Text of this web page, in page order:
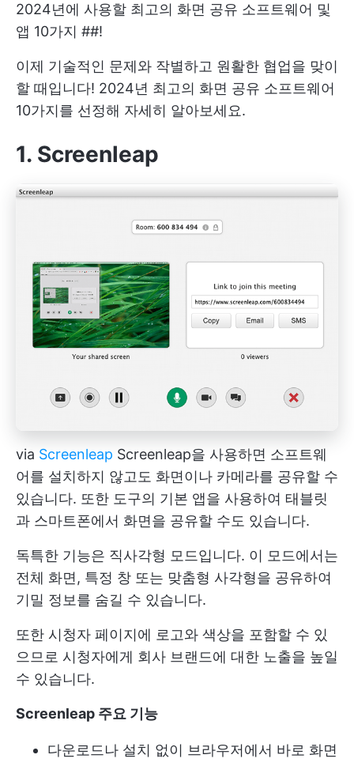
2024년에 사용할 최고의 화면 공유 소프트웨어 및
앱 10가지 ##!
이제 기술적인 문제와 작별하고 원활한 협업을 맞이
할 때입니다! 2024년 최고의 화면 공유 소프트웨어
10가지를 선정해 자세히 알아보세요.
1. Screenleap
via Screenleap Screenleap을 사용하면 소프트웨
어를 설치하지 않고도 화면이나 카메라를 공유할 수
있습니다. 또한 도구의 기본 앱을 사용하여 태블릿
과 스마트폰에서 화면을 공유할 수도 있습니다.
독특한 기능은 직사각형 모드입니다. 이 모드에서는
전체 화면, 특정 창 또는 맞춤형 사각형을 공유하여
기밀 정보를 숨길 수 있습니다.
또한 시청자 페이지에 로고와 색상을 포함할 수 있
으므로 시청자에게 회사 브랜드에 대한 노출을 높일
수 있습니다.
Screenleap 주요 기능
다운로드나 설치 없이 브라우저에서 바로 화면